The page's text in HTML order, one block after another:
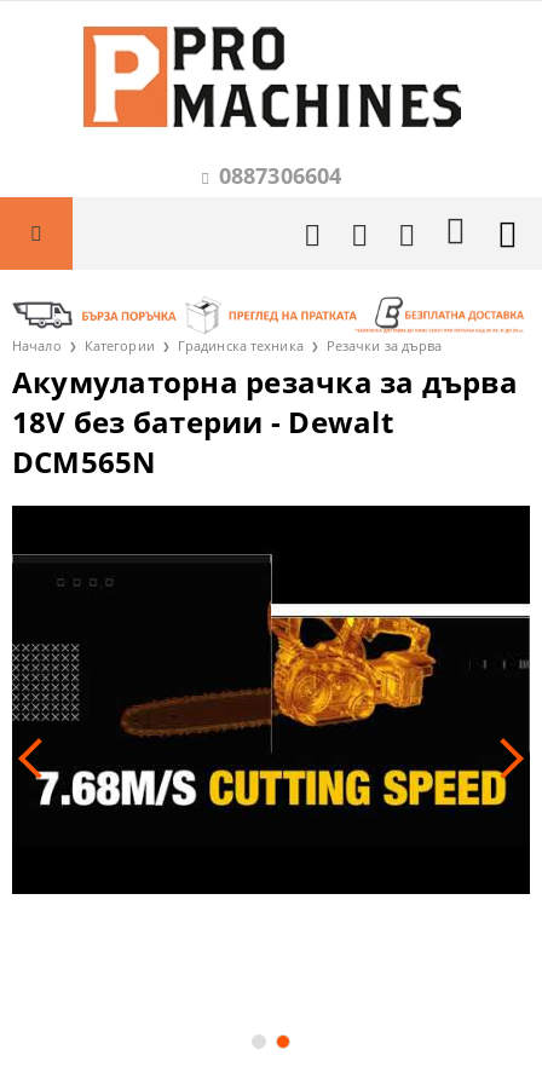
0887306604
Начало Категории Градинска техника Резачки за дърва
Акумулаторна резачка за дърва
18V без батерии - Dewalt
DCM565N